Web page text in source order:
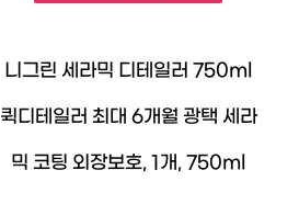
니그린 세라믹 디테일러 750ml
퀵디테일러 최대 6개월 광택 세라
믹 코팅 외장보호, 1개, 750ml